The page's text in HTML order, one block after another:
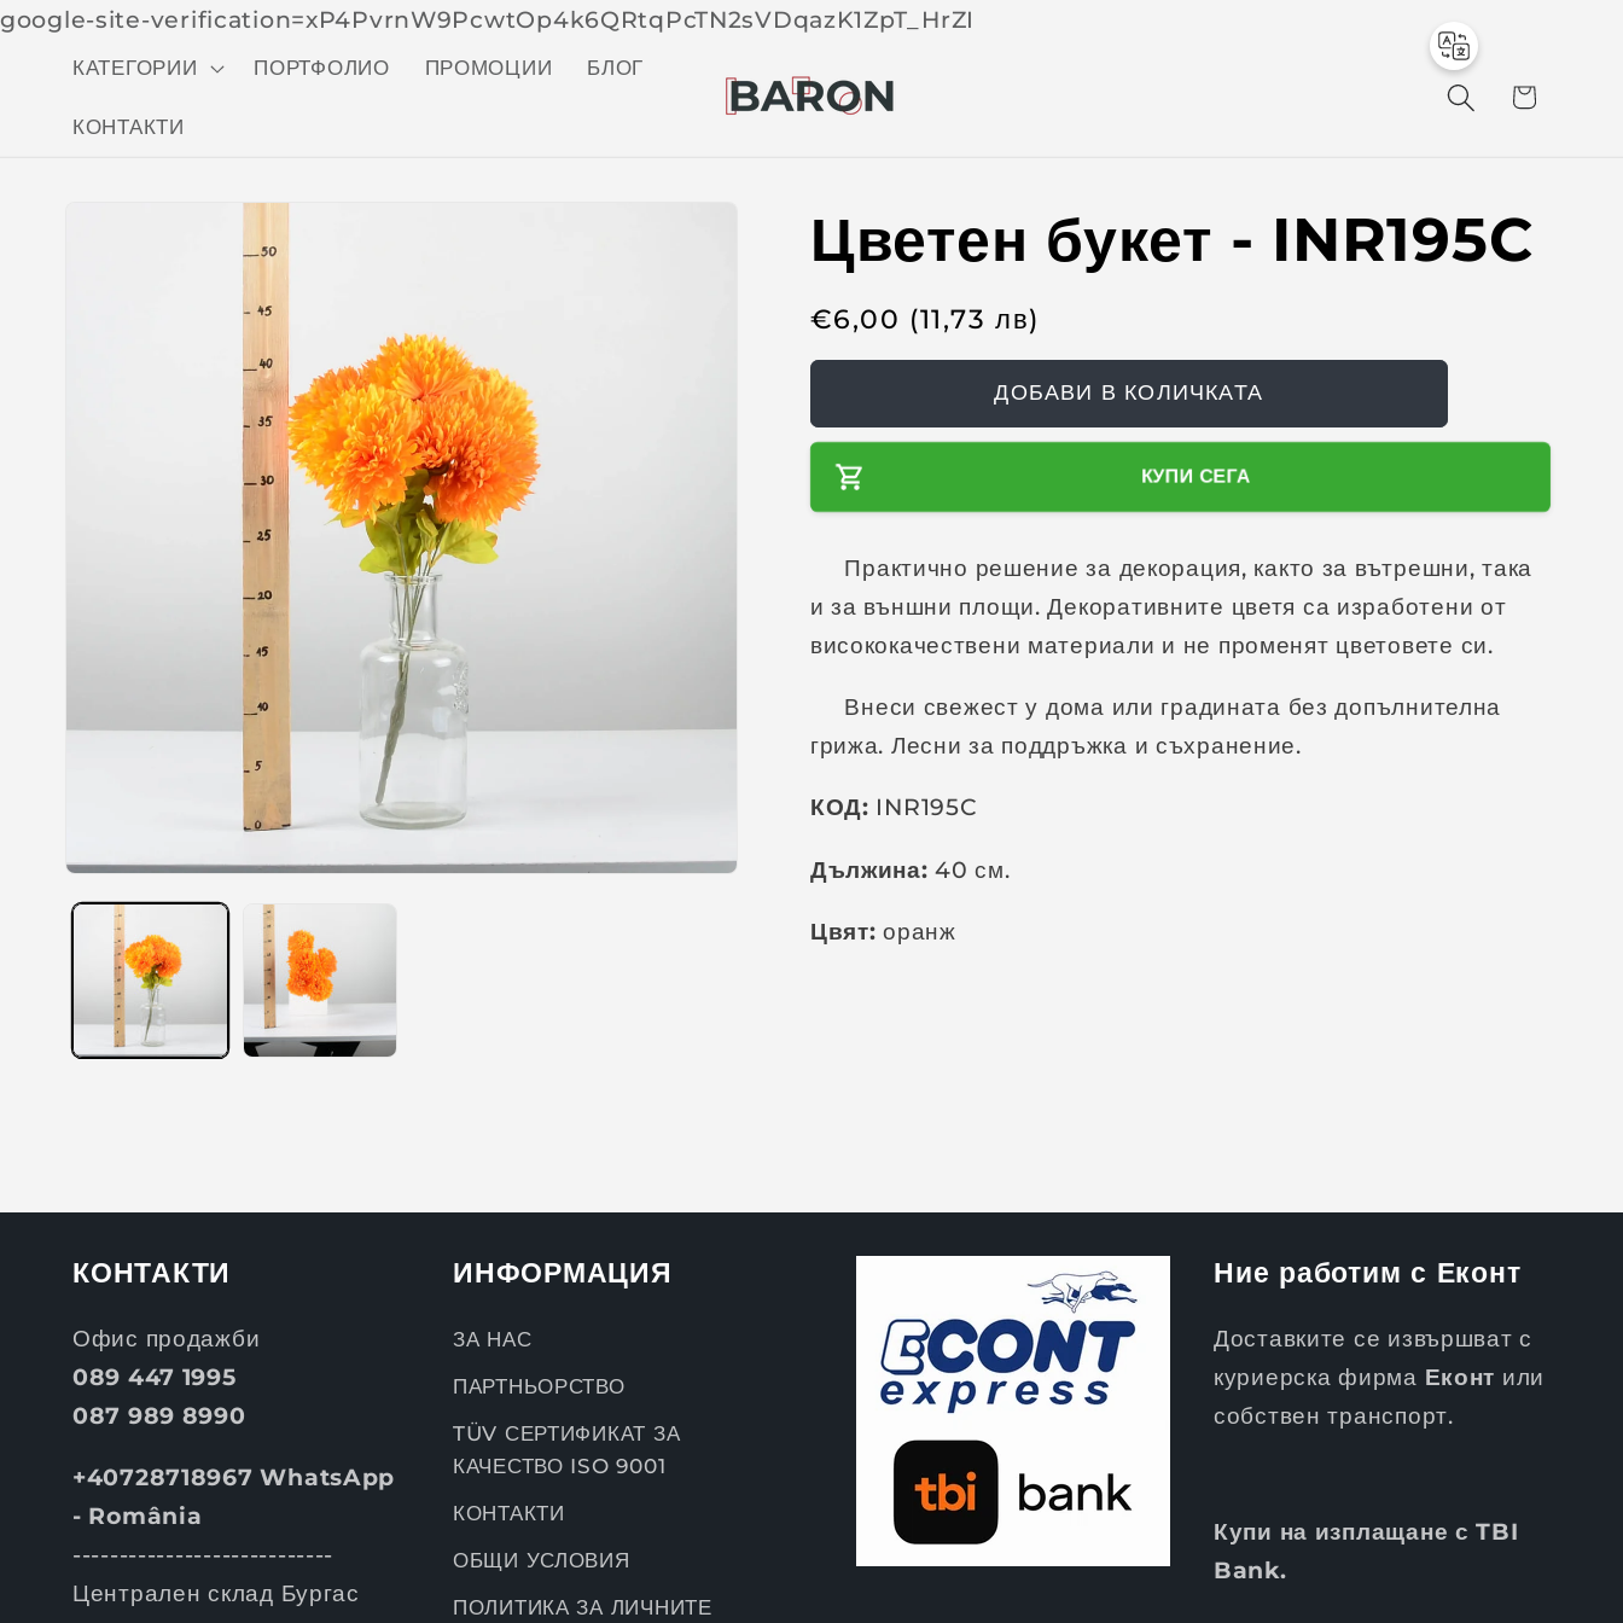
google-site-verification=xP4PvrnW9PcwtOp4k6QRtqPcTN2sVDqazK1ZpT_HrZI
КАТЕГОРИИ ПОРТФОЛИО ПРОМОЦИИ БЛОГ
КОНТАКТИ
и
Цветен букет - INR195C
R
e
u
a
r
i
€6,00 (11,73лв)
ДОБАВИ В КОЛИЧКАТА
КУПИ СЕГА
Практично решение за декорация, както за вътрешни, така
и за външни площи. Декоративните цветя са изработени от
висококачествени материали и не променят цветовете си.
Внеси свежест у дома или градината без допълнителна
грижа. Лесни за поддръжка и съхранение.
КОД: INR195C
Дължина: 40 см.
Цвят: оранж
КОНТАКТИ
Офис продажби
089 447 1995
087 989 8990
+40728718967 WhatsApp
- România
----------------------------
Централен склад Бургас
ИНФОРМАЦИЯ
ЗА НАС
ПАРТНЬОРСТВО
TÜV СЕРТИФИКАТ ЗА
КАЧЕСТВО ISO 9001
КОНТАКТИ
ОБЩИ УСЛОВИЯ
ПОЛИТИКА ЗА ЛИЧНИТЕ
Ние работим с Еконт
Доставките се извършват с
куриерска фирма Еконт или
собствен транспорт.
Купи на изплащане с TBI
Bank.